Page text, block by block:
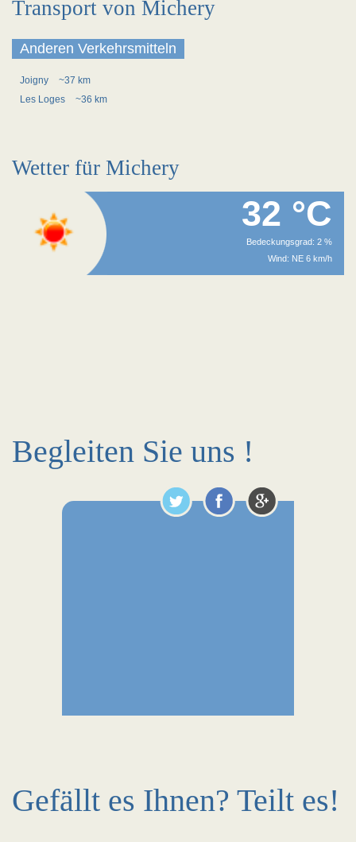
Transport von Michery
Anderen Verkehrsmitteln
Joigny
~37 km
Les Loges
~36 km
Wetter für Michery
32 °C
Bedeckungsgrad: 2 %
Wind: NE 6 km/h
Begleiten Sie uns !
Gefällt es Ihnen? Teilt es!